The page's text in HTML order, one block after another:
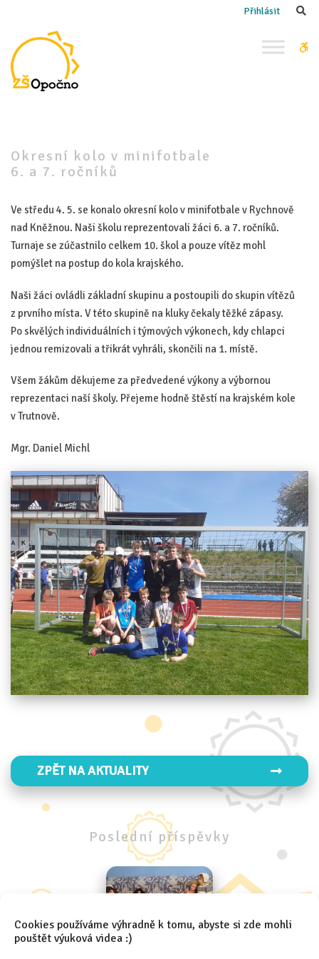
Cookies používáme výhradně k tomu, abyste si zde mohli
pouštět výuková videa :)
kolo
v minifotbale
6. a 7. ročníků
Přihlásit
Okresní kolo v minifotbale
6. a 7. ročníků
Ve středu 4. 5. se konalo okresní kolo v minifotbale v Rychnově
nad Kněžnou. Naši školu reprezentovali žáci 6. a 7. ročníků.
Turnaje se zúčastnilo celkem 10. škol a pouze vítěz mohl
pomýšlet na postup do kola krajského.
Naši žáci ovládli základní skupinu a postoupili do skupin vítězů
z prvního místa. V této skupině na kluky čekaly těžké zápasy.
Po skvělých individuálních i týmových výkonech, kdy chlapci
jednou remizovali a třikrát vyhráli, skončili na 1. místě.
Všem žákům děkujeme za předvedené výkony a výbornou
reprezentaci naší školy. Přejeme hodně štěstí na krajském kole
v Trutnově.
Mgr. Daniel Michl
ZPĚT NA AKTUALITY
Poslední příspěvky